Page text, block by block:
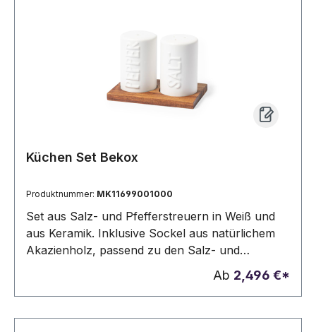
Küchen Set Bekox
Produktnummer: MK11699001000
Set aus Salz- und Pfefferstreuern in Weiß und
aus Keramik. Inklusive Sockel aus natürlichem
Akazienholz, passend zu den Salz- und
Pfefferstreuern gestanzt. Präsentiert in einer
individuellen Kraft-Design-Box.2 Stück
Ab 2,496 €*